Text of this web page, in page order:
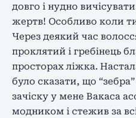
довго і нудно
жертв! Особливо коли
Через деякий час
проклятий і гребінець
просторах ліжка.
було сказати, що
зачіску у мене Вакаса
модником і стежив за